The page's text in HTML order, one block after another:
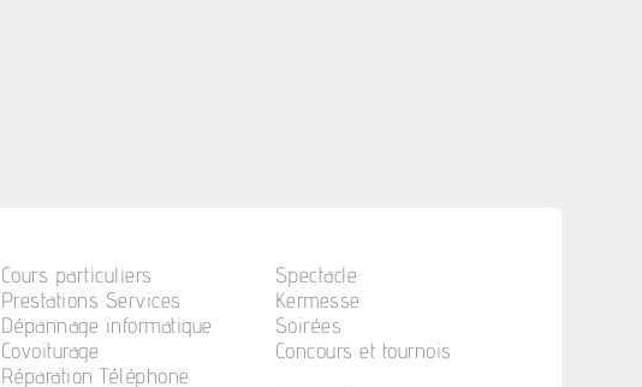
Cours particuliers
Prestations Services
Dépannage informatique
Covoiturage
Réparation Téléphone
Spectacle
Kermesse
Soirées
Concours et tournois